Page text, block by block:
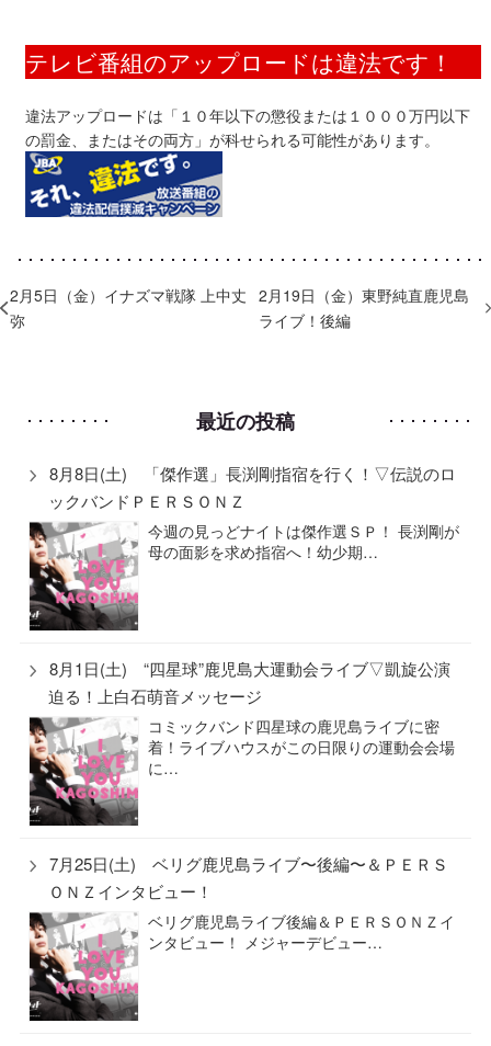
テレビ番組のアップロードは違法です！
違法アップロードは「１０年以下の懲役または１０００万円以下
の罰金、またはその両方」が科せられる可能性があります。
​2月5日（金）イナズマ戦隊 上中丈
弥
2月19日（金）東野純直鹿児島
ライブ！後編
最近の投稿
8月8日(土) 「傑作選」長渕剛指宿を行く！▽伝説のロ
ックバンドＰＥＲＳＯＮＺ
今週の見っどナイトは傑作選ＳＰ！ 長渕剛が
母の面影を求め指宿へ！幼少期…
8月1日(土) “四星球”鹿児島大運動会ライブ▽凱旋公演
迫る！上白石萌音メッセージ
コミックバンド四星球の鹿児島ライブに密
着！ライブハウスがこの日限りの運動会会場
に…
7月25日(土) ベリグ鹿児島ライブ〜後編〜＆ＰＥＲＳ
ＯＮＺインタビュー！
ベリグ鹿児島ライブ後編＆ＰＥＲＳＯＮＺイ
ンタビュー！ メジャーデビュー…